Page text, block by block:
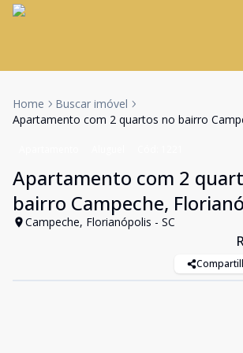
Home
Buscar imóvel
Apartamento com 2 quartos no bairro
Apartamento com 2
bairro Campeche,
Campeche, Florianópolis - SC